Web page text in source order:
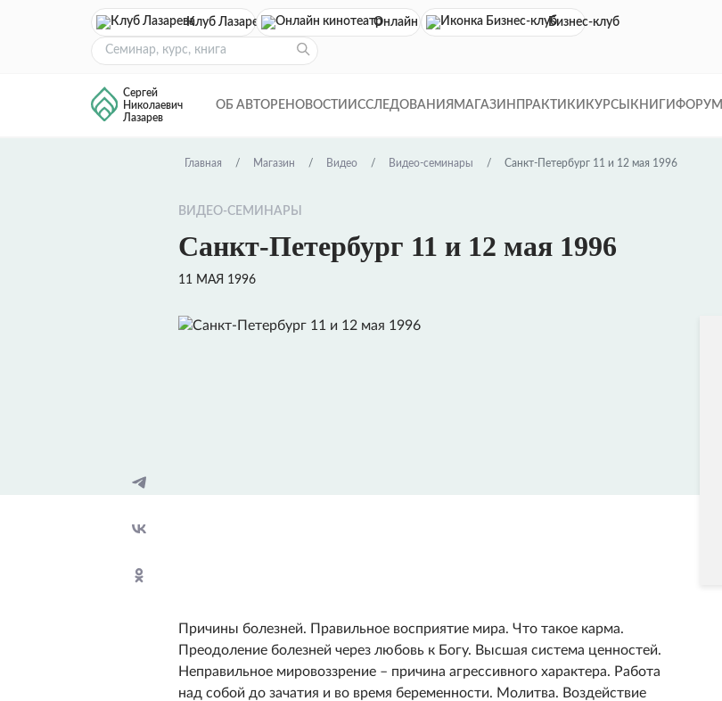
Клуб Лазарева Онлайн кинотеатр
Бизнес-клуб
Сергей
Николаевич
Лазарев
ОБ АВТОРЕ НОВОСТИ ИССЛЕДОВАНИЯ МАГАЗИН ПРАКТИКИ КУРСЫ КНИГИ ФОРУМ
Главная Магазин Видео Видео-семинары Санкт-Петербург 11 и 12 мая 1996
ВИДЕО-СЕМИНАРЫ
Санкт-Петербург 11 и 12 мая 1996
11 МАЯ 1996
Причины болезней. Правильное восприятие мира. Что такое карма.
Преодоление болезней через любовь к Богу. Высшая система ценностей.
Неправильное мировоззрение – причина агрессивного характера. Работа
над собой до зачатия и во время беременности. Молитва. Воздействие